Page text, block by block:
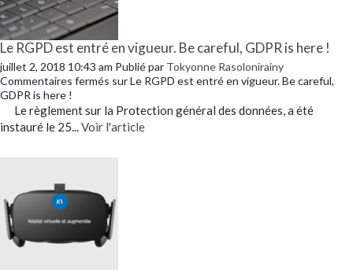
Le RGPD est entré en vigueur. Be careful, GDPR is here !
juillet 2, 2018 10:43 am Publié par Tokyonne Rasolonirainy
Commentaires fermés sur Le RGPD est entré en vigueur. Be careful,
GDPR is here !
Le règlement sur la Protection général des données, a été
instauré le 25... Voir l'article